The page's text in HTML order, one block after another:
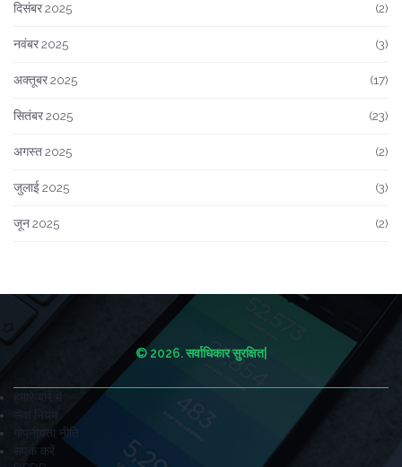
दिसंबर 2025 (2)
नवंबर 2025 (3)
अक्तूबर 2025 (17)
सितंबर 2025 (23)
अगस्त 2025 (2)
जुलाई 2025 (3)
जून 2025 (2)
© 2026. सर्वाधिकार सुरक्षित|
हमारे बारे में
सेवा नियम
गोपनीयता नीति
संपर्क करें